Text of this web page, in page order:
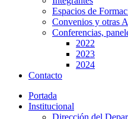
Espacios de
Convenios y otras
Conferencias,
2022
2023
2024
Contacto
Portada
Institucional
Dirección del